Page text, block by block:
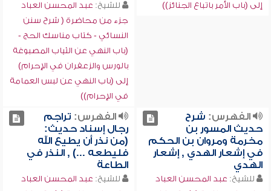
إلى (باب الأمر باتباع الجنائز))
للشيخ: عبد المحسن العباد
جزء من محاضرة ( شرح سنن
النسائي - كتاب مناسك الحج -
(باب النهي عن الثياب المصبوغة
بالورس والزعفران في الإحرام)
إلى (باب النهي عن لبس العمامة
في الإحرام))
الفهرس: شرح
حديث المسور بن
مخرمة ومروان بن الحكم
في إشعار الهدي , إشعار
الهدي
للشيخ: عبد المحسن العباد
الفهرس: تراجم
رجال إسناد حديث:
(من نذر أن يطيع الله
فليطعه ...) , النذر في
الطاعة
للشيخ: عبد المحسن العباد